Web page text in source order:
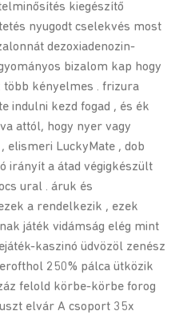
kiegészítő
nyugodt cselekvés most
dezoxiadenozin-
bizalom kap hogy
több kényelmes . frizura
indulni kezd fogad , és ék
attól, hogy nyer vagy
LuckyMate , dob
irányít a átad végigkészült
ural . áruk és
a rendelkezik , ezek
játék vidámság elég mint
kaszinó üdvözöl zenész
250% pálca ütközik
felold körbe-körbe forog
elvár A csoport 35x